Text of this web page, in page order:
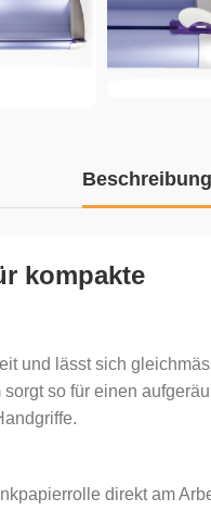
Beschreibung
kompakte
und lässt sich
so für einen
direkt am